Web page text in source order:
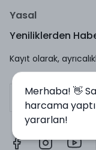
Yasal
Yeniliklerden
Kayıt olarak,
Merhaba! 👋
harcama
yararlan!